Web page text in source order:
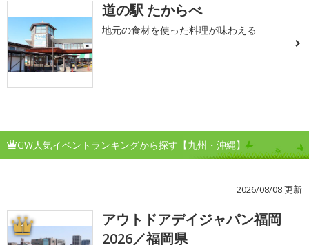
道の駅 たからべ
地元の食材を使った料理が味わえる
GW人気イベントランキングから探す【九州・沖縄】
2026/08/08 更新
1
アウトドアデイジャパン福岡
2026／福岡県